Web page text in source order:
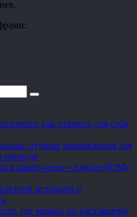
как открыть для себя
лучшие направления для
природе
в апарт-отеле «АмстерДОМ»
историей и
где можно по-настоящему